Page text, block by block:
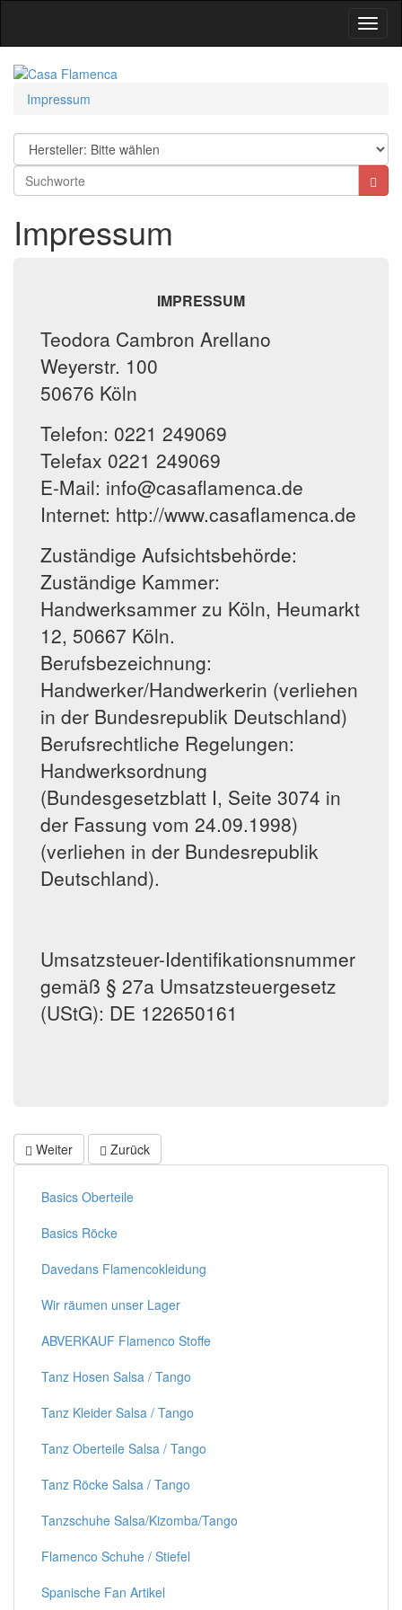
Impressum
Impressum
IMPRESSUM
Teodora Cambron Arellano
Weyerstr. 100
50676 Köln
Telefon: 0221 249069
Telefax 0221 249069
E-Mail: info@casaflamenca.de
Internet: http://www.casaflamenca.de
Zuständige Aufsichtsbehörde:
Zuständige Kammer:
Handwerksammer zu Köln, Heumarkt
12, 50667 Köln.
Berufsbezeichnung:
Handwerker/Handwerkerin (verliehen
in der Bundesrepublik Deutschland)
Berufsrechtliche Regelungen:
Handwerksordnung
(Bundesgesetzblatt I, Seite 3074 in
der Fassung vom 24.09.1998)
(verliehen in der Bundesrepublik
Deutschland).
Umsatzsteuer-Identifikationsnummer
gemäß § 27a Umsatzsteuergesetz
(UStG): DE 122650161
Weiter Zurück
Basics Oberteile
Basics Röcke
Davedans Flamencokleidung
Wir räumen unser Lager
ABVERKAUF Flamenco Stoffe
Tanz Hosen Salsa / Tango
Tanz Kleider Salsa / Tango
Tanz Oberteile Salsa / Tango
Tanz Röcke Salsa / Tango
Tanzschuhe Salsa/Kizomba/Tango
Flamenco Schuhe / Stiefel
Spanische Fan Artikel